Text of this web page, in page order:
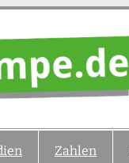
Zahlen